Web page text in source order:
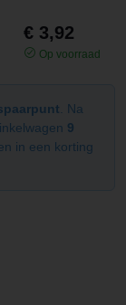
€ 3,92
Op voorraad
. Na
9
in een korting